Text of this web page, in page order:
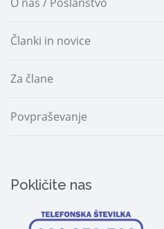
Članki in novice
Za člane
Povpraševanje
Pokličite nas